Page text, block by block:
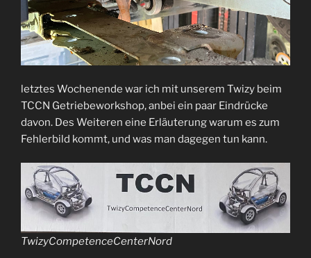
letztes Wochenende war ich mit unserem Twizy beim
TCCN Getriebeworkshop, anbei ein paar Eindrücke
davon. Des Weiteren eine Erläuterung warum es zum
Fehlerbild kommt, und was man dagegen tun kann.
TwizyCompetenceCenterNord